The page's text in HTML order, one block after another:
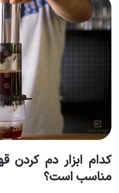
کدام ابزار دم کردن
مناسب است؟